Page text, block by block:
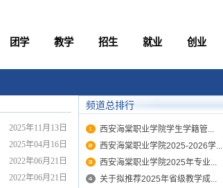
团学 教学 招生 就业 创业
2025年11月13日
2025年04月16日
2022年06月21日
2022年06月21日
频道总排行
西安海棠职业学院学生学籍管...
西安海棠职业学院2025-2026学...
西安海棠职业学院2025年专业...
关于拟推荐2025年省级教学成...